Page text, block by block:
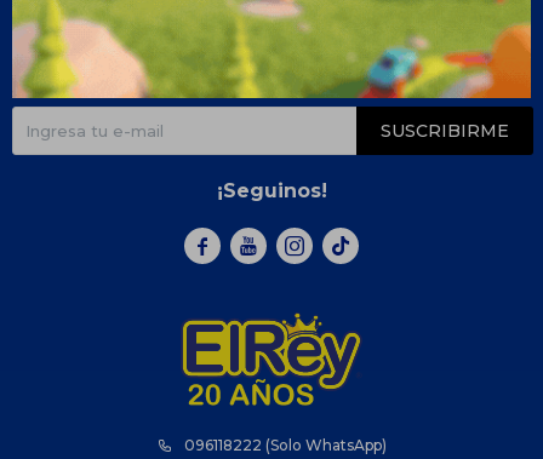
096118222 (Solo WhatsApp)
Newsletter
¡Suscribite y recibí todas nuestras novedades!
SUSCRIBIRME
¡Seguinos!
  